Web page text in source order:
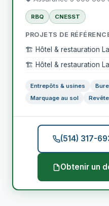
RBQ CNESST
PROJETS DE
🏗️ Hôtel & restauration
🏗️ Hôtel & restauration
Entrepôts & usines
Marquage au sol
(514) 317-
Obtenir un